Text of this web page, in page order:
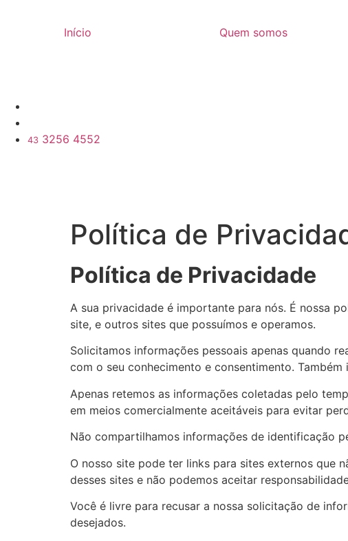
Início Quem somos
43 3256 4552
Política de
Política de Privacidade
A sua privacidade é importante para nós. É nossa
site, e outros sites que possuímos e operamos.
Solicitamos informações pessoais apenas quando
com o seu conhecimento e consentimento.
Apenas retemos as informações coletadas pelo
em meios comercialmente aceitáveis ​​para evitar
Não compartilhamos informações de identificação
O nosso site pode ter links para sites externos que
desses sites e não podemos aceitar
Você é livre para recusar a nossa solicitação de
desejados.